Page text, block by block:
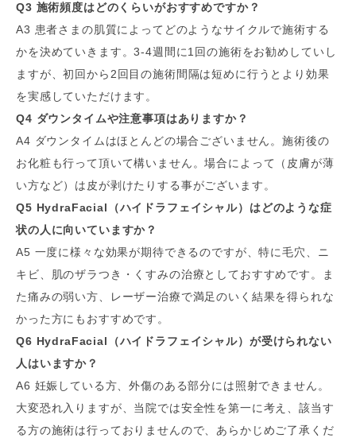
Q3 施術頻度はどのくらいがおすすめですか？
A3 患者さまの肌質によってどのようなサイクルで施術する
かを決めていきます。3-4週間に1回の施術をお勧めしていし
ますが、初回から2回目の施術間隔は短めに行うとより効果
を実感していただけます。
Q4 ダウンタイムや注意事項はありますか？
A4 ダウンタイムはほとんどの場合ございません。施術後の
お化粧も行って頂いて構いません。場合によって（皮膚が薄
い方など）は皮が剥けたりする事がございます。
Q5 HydraFacial（ハイドラフェイシャル）はどのような症
状の人に向いていますか？
A5 一度に様々な効果が期待できるのですが、特に毛穴、ニ
キビ、肌のザラつき・くすみの治療としておすすめです。ま
た痛みの弱い方、レーザー治療で満足のいく結果を得られな
かった方にもおすすめです。
Q6 HydraFacial（ハイドラフェイシャル）が受けられない
人はいますか？
A6 妊娠している方、外傷のある部分には照射できません。
大変恐れ入りますが、当院では安全性を第一に考え、該当す
る方の施術は行っておりませんので、あらかじめご了承くだ